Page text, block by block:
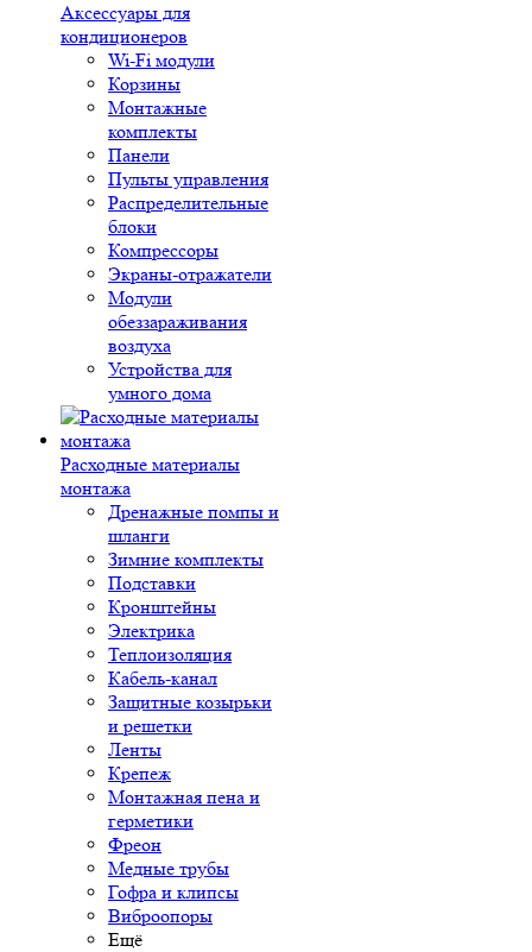
Аксессуары для
кондиционеров
Wi-Fi модули
Корзины
Монтажные
комплекты
Панели
Пульты управления
Распределительные
блоки
Компрессоры
Экраны-отражатели
Модули
обеззараживания
воздуха
Устройства для
умного дома
Расходные материалы
монтажа
Дренажные помпы и
шланги
Зимние комплекты
Подставки
Кронштейны
Электрика
Теплоизоляция
Кабель-канал
Защитные козырьки
и решетки
Ленты
Крепеж
Монтажная пена и
герметики
Фреон
Медные трубы
Гофра и клипсы
Виброопоры
Ещё